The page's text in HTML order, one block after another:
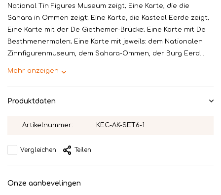
National Tin Figures Museum zeigt; Eine Karte, die die
Sahara in Ommen zeigt; Eine Karte, die Kasteel Eerde zeigt;
Eine Karte mit der De Giethemer-Brücke; Eine Karte mit De
Besthmenermolen; Eine Karte mit jeweils: dem Nationalen
Zinnfigurenmuseum, dem Sahara-Ommen, der Burg Eerd...
Mehr anzeigen
Produktdaten
Artikelnummer: KEC-AK-SET6-1
Vergleichen Teilen
Onze aanbevelingen